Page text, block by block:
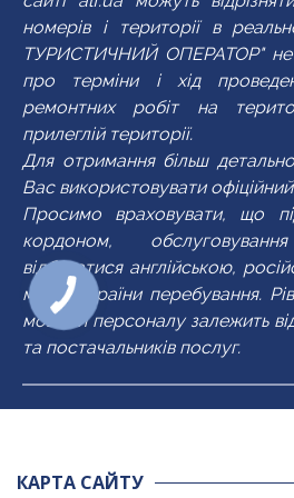
Wi-Fi
балкон
кондиціонер
балкон
кондиціонер
ванна/душ
номерів і території в
ТУРИСТИЧНИЙ ОПЕРАТОР" не
про терміни і хід
ремонтних робіт на
прилеглій території.
Для отримання більш
Вас використовувати
Просимо враховувати, що
кордоном,
відбуватися англійською,
мовою країни перебування.
мовами персоналу залежить
та постачальників послуг.
КАРТА САЙТУ